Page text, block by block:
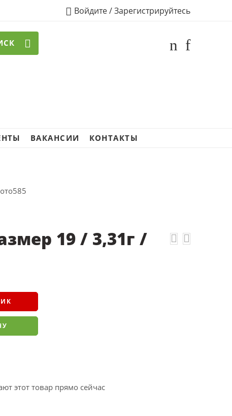
Войдите / Зарегистрируйтесь
ВАКАНСИИ КОНТАКТЫ
19 / 3,31г /
этот товар прямо сейчас